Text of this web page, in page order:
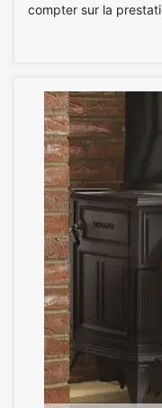
compter sur la